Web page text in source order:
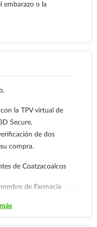
embarazo o la
la TPV virtual de
Secure,
de dos
compra.
de Coatzacoalcos
de Farmacia